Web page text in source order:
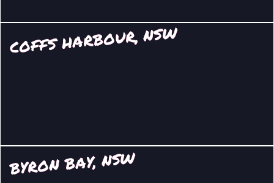
COFFS HARBOUR, NSW
BYRON BAY, NSW